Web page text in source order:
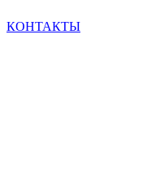
КОНТАКТЫ